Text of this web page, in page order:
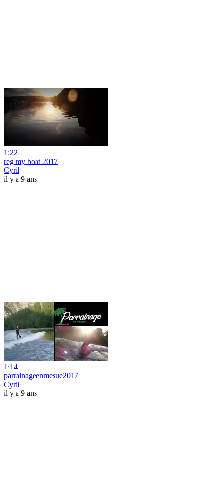
1:22
reg my boat 2017
Cyril
il y a 9 ans
1:14
parrainageenmesue2017
Cyril
il y a 9 ans